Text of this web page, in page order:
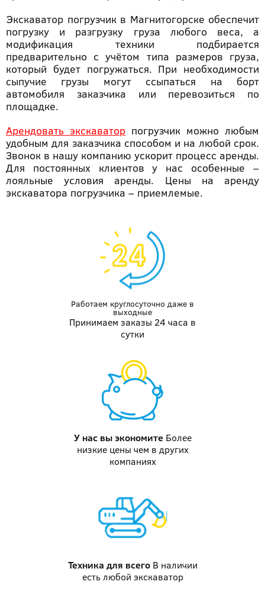
Экскаватор погрузчик в Магнитогорске обеспечит
погрузку и разгрузку груза любого веса, а
модификация техники подбирается
предварительно с учётом типа размеров груза,
который будет погружаться. При необходимости
сыпучие грузы могут ссыпаться на борт
автомобиля заказчика или перевозиться по
площадке.
Арендовать экскаватор погрузчик можно любым
удобным для заказчика способом и на любой срок.
Звонок в нашу компанию ускорит процесс аренды.
Для постоянных клиентов у нас особенные –
лояльные условия аренды. Цены на аренду
экскаватора погрузчика – приемлемые.
Работаем круглосуточно даже в
выходные
Принимаем заказы 24 часа в
сутки
У нас выэкономите Более
низкие цены чем в других
компаниях
Техника для всего В наличии
есть любой экскаватор